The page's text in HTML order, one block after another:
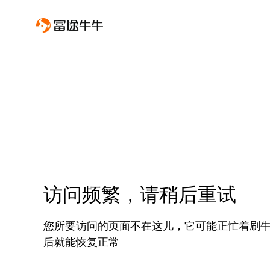
访问频繁，请稍后重试
您所要访问的页面不在这儿，它可能正忙着刷
后就能恢复正常